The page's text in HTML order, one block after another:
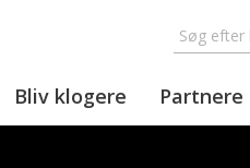
Bliv klogere Partnere